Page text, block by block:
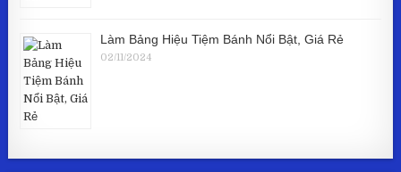
Làm Bảng Hiệu Tiệm Bánh Nổi Bật, Giá Rẻ
02/11/2024